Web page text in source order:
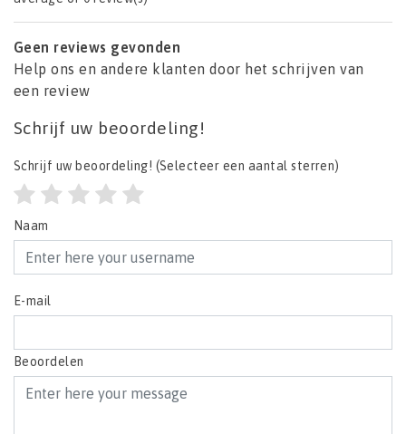
Geen reviews gevonden
Help ons en andere klanten door het schrijven van
een review
Schrijf uw beoordeling!
Schrijf uw beoordeling! (Selecteer een aantal sterren)
Naam
E-mail
Beoordelen